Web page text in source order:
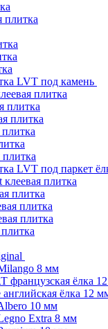
плитка
LVT под камень
плитка
плитка
плитка
LVT под паркет
плитка
плитка
плитка
плитка
8 мм
французская ёлка
ёлка 12
10 мм
Extra 8 мм